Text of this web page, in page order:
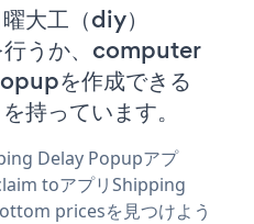
大工（diy）
うか、computer
を作成できる
持っています。
Delay Popupアプ
toアプリShipping
pricesを見つけよう